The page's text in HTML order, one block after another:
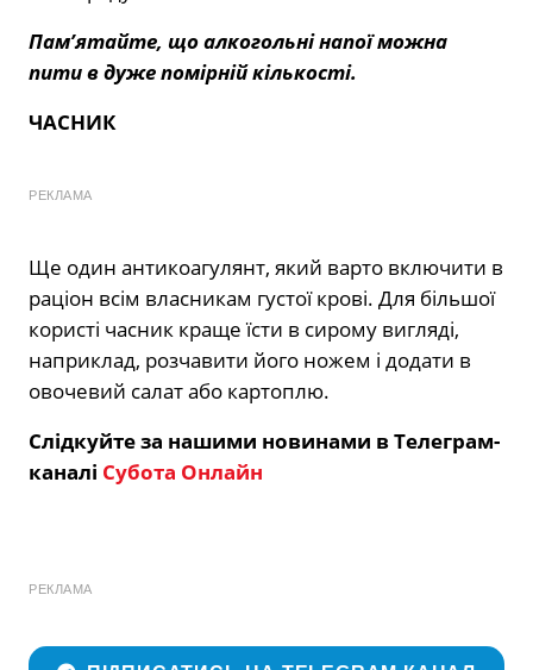
Пам’ятайте, що алкогольні напої можна
пити в дуже помірній кількості.
ЧАСНИК
РЕКЛАМА
Ще один антикоагулянт, який варто включити в
раціон всім власникам густої крові. Для більшої
користі часник краще їсти в сирому вигляді,
наприклад, розчавити його ножем і додати в
овочевий салат або картоплю.
Слідкуйте за нашими новинами в Телеграм-
каналі Субота Онлайн
РЕКЛАМА